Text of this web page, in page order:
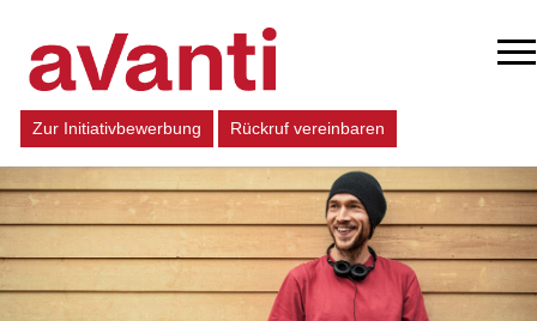
Zur Initiativbewerbung Rückruf vereinbaren